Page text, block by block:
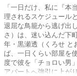
「一日だけ、私に『本
理されるスケジュール
退屈な鳥籠から逃げ出
さ）は、迷い込んだ下
年・黒瀬透（くろせ と
ば、一日くらい部屋を
度で彼を「チョロい男
アパートへ強引に上が